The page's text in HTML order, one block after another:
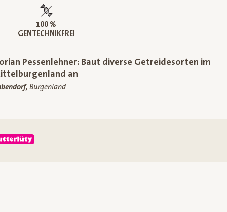
100 %
GENTECHNIKFREI
Pessenlehner: Baut diverse Getreidesorten im
an
Burgenland